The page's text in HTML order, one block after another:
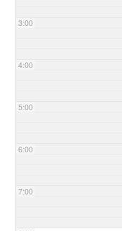
3:00
4:00
5:00
6:00
7:00